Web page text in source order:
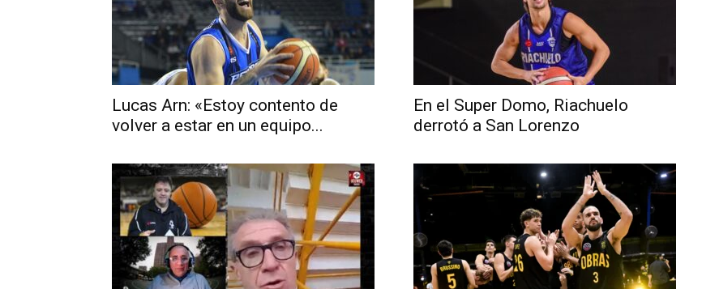
Lucas Arn: «Estoy contento de
volver a estar en un equipo...
En el Super Domo, Riachuelo
derrotó a San Lorenzo